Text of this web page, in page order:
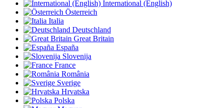
International (English)
Österreich
Italia
Deutschland
Great Britain
España
Slovenija
France
România
Sverige
Hrvatska
Polska